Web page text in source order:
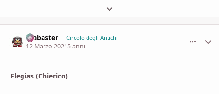
Espandi panoramica del topic
Alabaster Circolo degli Antichi
12 Marzo 20215 anni
Flegias (Chierico)